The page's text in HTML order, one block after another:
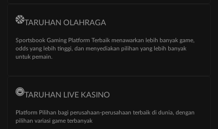
TARUHAN OLAHRAGA
Sportsbook Gaming Platform Terbaik menawarkan lebih banyak game,
odds yang lebih tinggi, dan menyediakan pilihan yang lebih banyak
untuk pemain.
TARUHAN LIVE KASINO
Platform Pilihan bagi perusahaan-perusahaan terbaik di dunia, dengan
pilihan variasi game terbanyak